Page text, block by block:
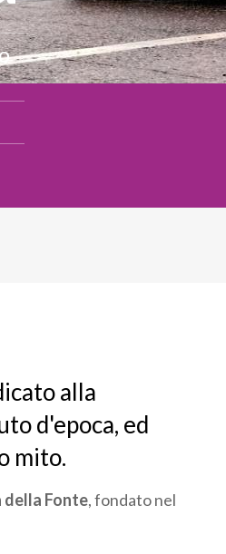
alla
d'epoca, ed
mito.
della Fonte, fondato nel